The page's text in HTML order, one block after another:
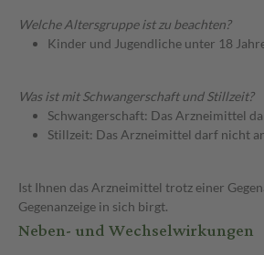
Welche Altersgruppe ist zu beachten?
Kinder und Jugendliche unter 18
Was ist mit Schwangerschaft und Stillzeit?
Schwangerschaft: Das Arzneimittel
Stillzeit: Das Arzneimittel darf nicht
Ist Ihnen das Arzneimittel trotz einer
Gegenanzeige in sich birgt.
Neben- und Wechselwirkungen